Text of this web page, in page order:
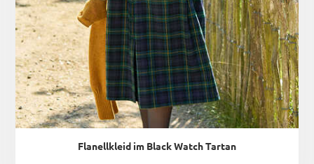
Flanellkleid im Black Watch Tartan